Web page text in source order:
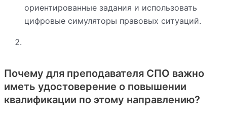
ориентированные задания и использовать
цифровые симуляторы правовых ситуаций.
Почему для преподавателя СПО важно
иметь удостоверение о повышении
квалификации по этому направлению?